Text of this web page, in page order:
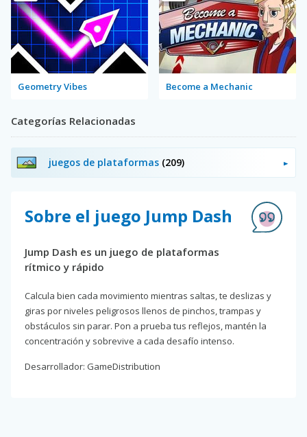
Geometry Vibes Become a Mechanic
Categorías Relacionadas
juegos de plataformas (209)
Sobre el juego Jump Dash
Jump Dash es un juego de plataformas
rítmico y rápido
Calcula bien cada movimiento mientras saltas, te deslizas y
giras por niveles peligrosos llenos de pinchos, trampas y
obstáculos sin parar. Pon a prueba tus reflejos, mantén la
concentración y sobrevive a cada desafío intenso.
Desarrollador: GameDistribution